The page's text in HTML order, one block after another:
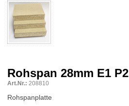
Rohspan 28mm E1 P2
Art.Nr.: 208810
Rohspanplatte